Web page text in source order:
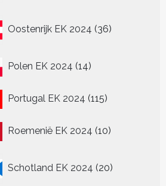
Oostenrijk EK 2024 36
producten
Polen EK 2024 1414
Portugal EK 2024 115115
Roemenië EK 2024 1010
Schotland EK 2024 20
producten